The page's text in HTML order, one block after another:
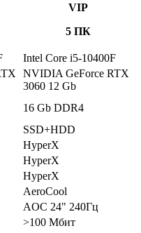
VIP
5 ПК
Intel Core i5-10400F
NVIDIA GeForce RTX
3060 12 Gb
16 Gb DDR4
SSD+HDD
HyperX
HyperX
HyperX
AeroCool
AOC 24" 240Гц
>100 Мбит